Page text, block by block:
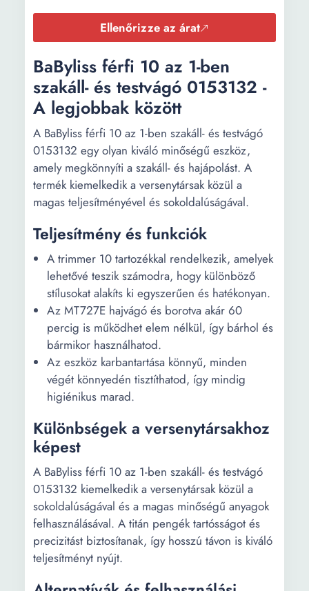
Ellenőrizze az árat
BaByliss férfi 10 az 1-ben
szakáll- és testvágó 0153132 -
A legjobbak között
A BaByliss férfi 10 az 1-ben szakáll- és testvágó
0153132 egy olyan kiváló minőségű eszköz,
amely megkönnyíti a szakáll- és hajápolást. A
termék kiemelkedik a versenytársak közül a
magas teljesítményével és sokoldalúságával.
Teljesítmény és funkciók
A trimmer 10 tartozékkal rendelkezik, amelyek
lehetővé teszik számodra, hogy különböző
stílusokat alakíts ki egyszerűen és hatékonyan.
Az MT727E hajvágó és borotva akár 60
percig is működhet elem nélkül, így bárhol és
bármikor használhatod.
Az eszköz karbantartása könnyű, minden
végét könnyedén tisztíthatod, így mindig
higiénikus marad.
Különbségek a versenytársakhoz
képest
A BaByliss férfi 10 az 1-ben szakáll- és testvágó
0153132 kiemelkedik a versenytársak közül a
sokoldalúságával és a magas minőségű anyagok
felhasználásával. A titán pengék tartósságot és
precizitást biztosítanak, így hosszú távon is kiváló
teljesítményt nyújt.